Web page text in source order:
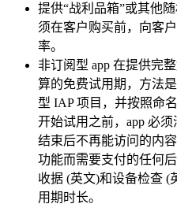
提供“战利品箱”或其他
须在客户购买前，向客
率。
非订阅型 app 在提供完
算的免费试用期，方法
型 IAP 项目，并按照命
开始试用之前，app 必
结束后不再能访问的内
功能而需要支付的任何
收据 (英文)和设备检查 (
用期时长。